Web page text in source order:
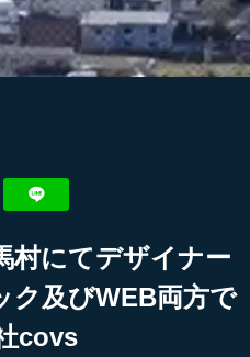
村にてデザイナー
ク及びWEB両方で
covs